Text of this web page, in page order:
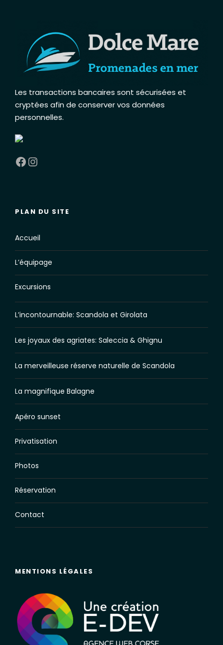
Les transactions bancaires sont sécurisées et
cryptées afin de conserver vos données
personnelles.
Facebook Instagram
PLAN DU SITE
Accueil
L’équipage
Excursions
L’incontournable: Scandola et Girolata
Les joyaux des agriates: Saleccia & Ghignu
La merveilleuse réserve naturelle de Scandola
La magnifique Balagne
Apéro sunset
Privatisation
Photos
Réservation
Contact
MENTIONS LÉGALES